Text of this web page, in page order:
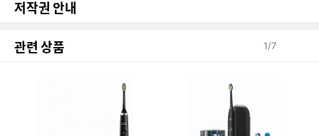
저작권 안내
관련 상품 1/7